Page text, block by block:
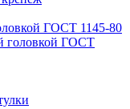
ГОСТ 1145-80
головкой ГОСТ